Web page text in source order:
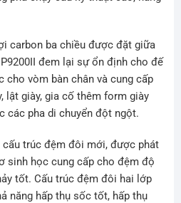
carbon ba chiều được đặt giữa
đem lại sự ổn định cho đế
cho vòm bàn chân và cung cấp
lật giày, gia cố thêm form giày
các pha di chuyển đột ngột.
trúc đệm đôi mới, được phát
sinh học cung cấp cho đệm độ
tốt. Cấu trúc đệm đôi hai lớp
năng hấp thụ sốc tốt, hấp thụ